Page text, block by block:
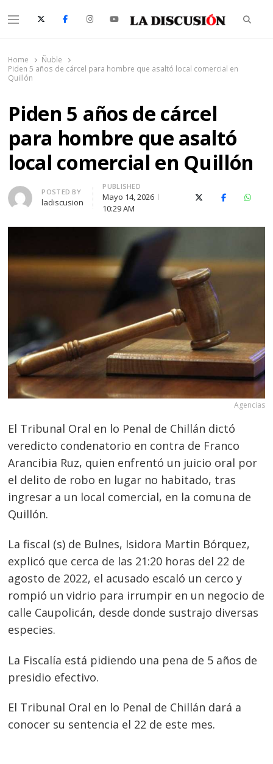
Menu
Home
Ñuble
Piden 5 años de cárcel para hombre que asaltó local comercial en
Quillón
Piden 5 años de cárcel
para hombre que asaltó
local comercial en Quillón
Author
POSTED BY
ladiscusion
PUBLISHED
Mayo 14, 2026
10:29 AM
X (Twitter)Facebook
Agencias
El Tribunal Oral en lo Penal de Chillán dictó
veredicto condenatorio en contra de Franco
Arancibia Ruz, quien enfrentó un juicio oral por
el delito de robo en lugar no habitado, tras
ingresar a un local comercial, en la comuna de
Quillón.
La fiscal (s) de Bulnes, Isidora Martin Bórquez,
explicó que cerca de las 21:20 horas del 22 de
agosto de 2022, el acusado escaló un cerco y
rompió un vidrio para irrumpir en un negocio de
calle Caupolicán, desde donde sustrajo diversas
especies.
La Fiscalía está pidiendo una pena de 5 años de
presidio efectivo.
El Tribunal Oral en lo Penal de Chillán dará a
conocer su sentencia el 22 de este mes.
Navegación
de